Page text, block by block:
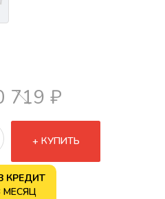
719 ₽
КУПИТЬ
КРЕДИТ
МЕСЯЦ